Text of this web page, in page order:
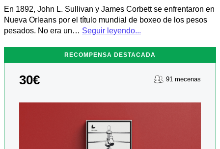
En 1892, John L. Sullivan y James Corbett se enfrentaron en
Nueva Orleans por el título mundial de boxeo de los pesos
pesados. No era un… Seguir leyendo...
RECOMPENSA DESTACADA
30€ 91 mecenas